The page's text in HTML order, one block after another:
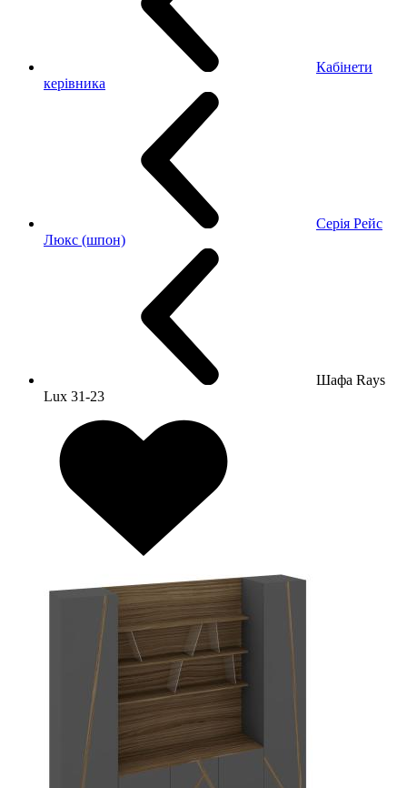
Кабінети
керівника
Cерія Рейс
Люкс (шпон)
Шафа Rays
Lux 31-23